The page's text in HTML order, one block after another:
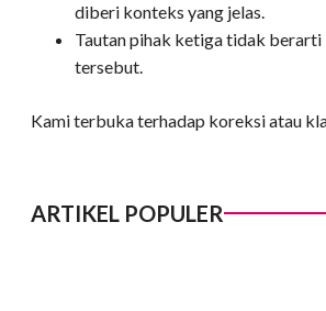
diberi konteks yang jelas.
Tautan pihak ketiga tidak berarti
tersebut.
Kami terbuka terhadap koreksi atau
ARTIKEL POPULER